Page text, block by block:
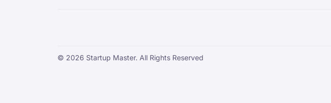
© 2026 Startup Master. All Rights Reserved